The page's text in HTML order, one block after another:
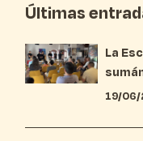
Últimas
La
19/